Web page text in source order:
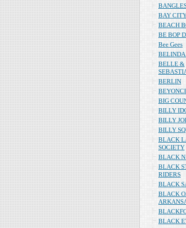
BAY
BEACH
BE BOP
Bee Gees
BELLE &
BERLIN
BIG
BILLY
BILLY
BILLY
BLACK
SOCIETY
BLACK
BLACK
RIDERS
BLACK
BLACK
BLACK